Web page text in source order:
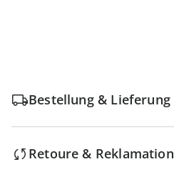
Bestellung & Lieferung
Retoure & Reklamation